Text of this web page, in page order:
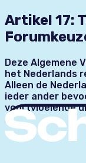
Artikel 17:
Deze Algemene
het Nederlands
Alleen de
ieder ander
voortvloeiende